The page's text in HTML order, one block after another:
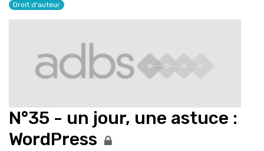
Droit d'auteur
N°35 - un jour, une astuce :
WordPress